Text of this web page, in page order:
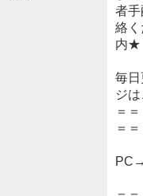
者手
絡
内★
毎
ジは
＝
＝